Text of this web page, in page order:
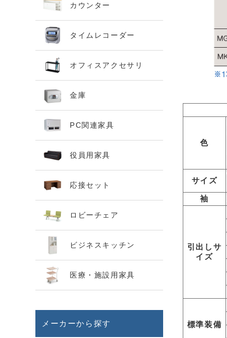
色
サイズ
袖
引出しサ
イズ
標準装備
カウンター
タイムレコーダー
オフィスアクセサリ
金庫
PC関連家具
役員用家具
応接セット
ロビーチェア
ビジネスキッチン
医療・施設用家具
メーカーから探す